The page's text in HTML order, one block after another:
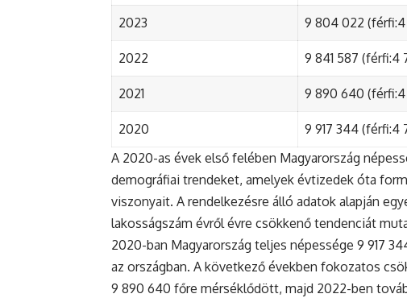
2023 9 804 022
2022 9 841 587 (férfi:4
2021 9 890 640 (férfi:4
2020
9 917 344 (férfi:4
A 2020-as évek első felében Magyarország
demográfiai trendeket, amelyek évtizedek óta
viszonyait. A rendelkezésre álló adatok alapján
lakosságszám évről évre csökkenő tendenciát
2020-ban Magyarország teljes népessége 9 917
az országban. A következő években fokozatos
9 890 640 főre mérséklődött, majd 2022-ben